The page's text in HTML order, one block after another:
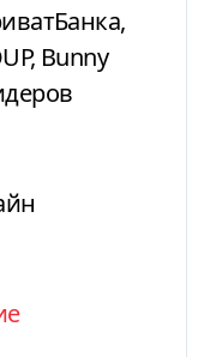
Bunny